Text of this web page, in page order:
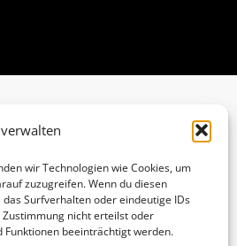
wir Technologien wie Cookies, um
zuzugreifen. Wenn du diesen
Surfverhalten oder eindeutige IDs
nicht erteilst oder
beeinträchtigt werden.